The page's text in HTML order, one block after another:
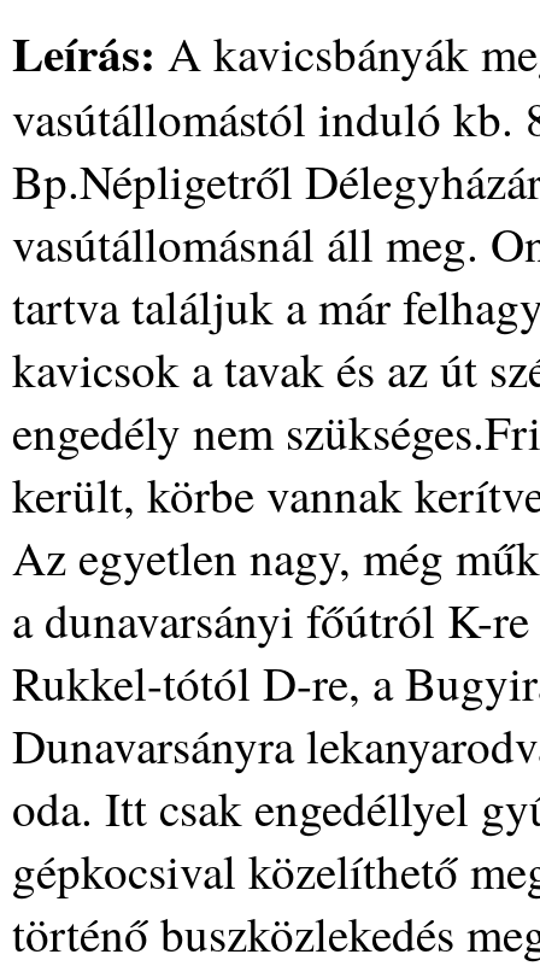
Leírás: A kavicsbányák
vasútállomástól induló kb.
Bp.Népligetről
vasútállomásnál áll meg.
tartva találjuk a már
kavicsok a tavak és az út
engedély nem
került, körbe vannak
Az egyetlen nagy, még
a dunavarsányi főútról K-
Rukkel-tótól D-re, a
Dunavarsányra
oda. Itt csak engedéllyel
gépkocsival közelíthető
történő buszközlekedés